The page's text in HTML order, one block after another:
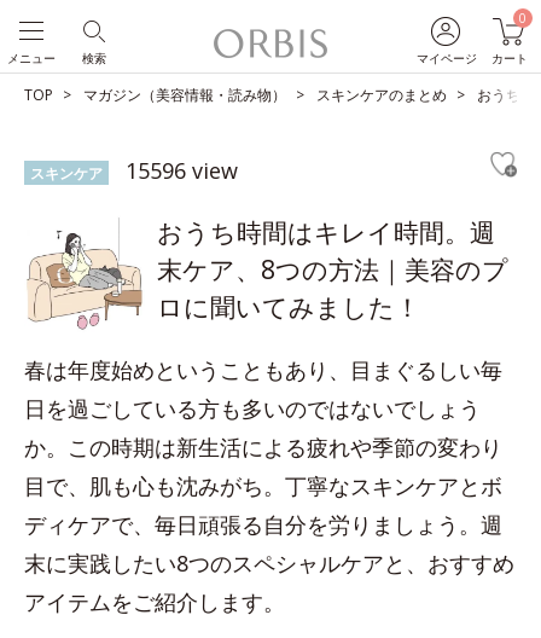
マイページ
0
カート
検索
メニュー
TOP マガジン（美容情報・読み物） スキンケアのまとめ おうち時
スキンケア 15596 view
おうち時間はキレイ時間。週
末ケア、8つの方法｜美容のプ
ロに聞いてみました！
春は年度始めということもあり、目まぐるしい毎
日を過ごしている方も多いのではないでしょう
か。この時期は新生活による疲れや季節の変わり
目で、肌も心も沈みがち。丁寧なスキンケアとボ
ディケアで、毎日頑張る自分を労りましょう。週
末に実践したい8つのスペシャルケアと、おすすめ
アイテムをご紹介します。